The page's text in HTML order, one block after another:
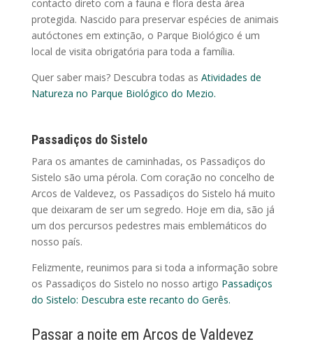
contacto direto com a fauna e flora desta área
protegida. Nascido para preservar espécies de animais
autóctones em extinção, o Parque Biológico é um
local de visita obrigatória para toda a família.
Quer saber mais? Descubra todas as Atividades de
Natureza no Parque Biológico do Mezio.
Passadiços do Sistelo
Para os amantes de caminhadas, os Passadiços do
Sistelo são uma pérola. Com coração no concelho de
Arcos de Valdevez, os Passadiços do Sistelo há muito
que deixaram de ser um segredo. Hoje em dia, são já
um dos percursos pedestres mais emblemáticos do
nosso país.
Felizmente, reunimos para si toda a informação sobre
os Passadiços do Sistelo no nosso artigo Passadiços
do Sistelo: Descubra este recanto do Gerês.
Passar a noite em Arcos de Valdevez